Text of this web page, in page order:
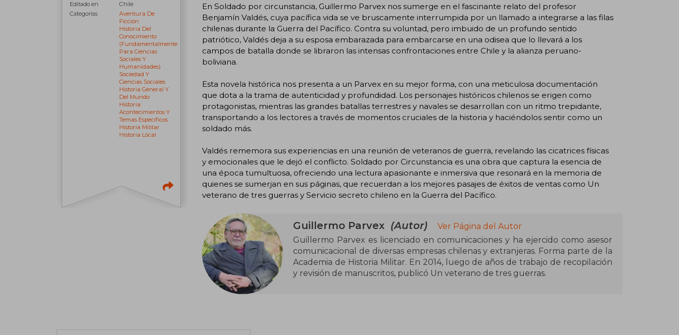
Editado en
Chile
Categorías
Aventura De
Ficción
Historia Del
Conocimiento
(fundamentalmente
Para Ciencias
Sociales Y
Humanidades)
Sociedad Y
Ciencias Sociales
Historia General Y
Del Mundo
Historia:
Acontecimientos Y
Temas Específicos
Historia Militar
Historia Local
En Soldado por circunstancia, Guillermo Parvex nos sumerge en el fascinante relato del profesor
Benjamín Valdés, cuya pacífica vida se ve bruscamente interrumpida por un llamado a integrarse a las filas
chilenas durante la Guerra del Pacífico. Contra su voluntad, pero imbuido de un profundo sentido
patriótico, Valdés deja a su esposa embarazada para embarcarse en una odisea que lo llevará a los
campos de batalla donde se libraron las intensas confrontaciones entre Chile y la alianza peruano-
boliviana.
Esta novela histórica nos presenta a un Parvex en su mejor forma, con una meticulosa documentación
que dota a la trama de autenticidad y profundidad. Los personajes históricos chilenos se erigen como
protagonistas, mientras las grandes batallas terrestres y navales se desarrollan con un ritmo trepidante,
transportando a los lectores a través de momentos cruciales de la historia y haciéndolos sentir como un
soldado más.
Valdés rememora sus experiencias en una reunión de veteranos de guerra, revelando las cicatrices físicas
y emocionales que le dejó el conflicto. Soldado por Circunstancia es una obra que captura la esencia de
una época tumultuosa, ofreciendo una lectura apasionante e inmersiva que resonará en la memoria de
quienes se sumerjan en sus páginas, que recuerdan a los mejores pasajes de éxitos de ventas como Un
veterano de tres guerras y Servicio secreto chileno en la Guerra del Pacífico.
Guillermo Parvex (Autor)
Ver Página del Autor
Guillermo Parvex es licenciado en comunicaciones y ha ejercido como asesor
comunicacional de diversas empresas chilenas y extranjeras. Forma parte de la
Academia de Historia Militar. En 2014, luego de años de trabajo de recopilación
y revisión de manuscritos, publicó Un veterano de tres guerras.